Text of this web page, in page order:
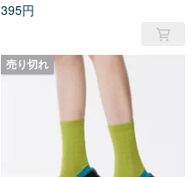
395円
売り切れ